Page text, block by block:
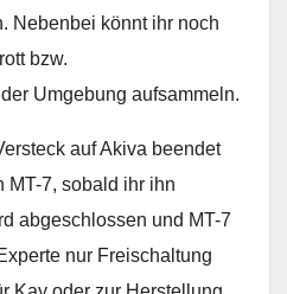
Nebenbei könnt ihr noch
bzw.
Umgebung aufsammeln.
auf Akiva beendet
MT-7, sobald ihr ihn
abgeschlossen und MT-7
nur Freischaltung